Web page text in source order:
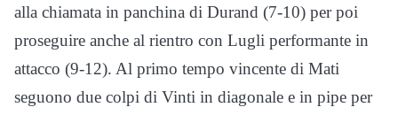
alla chiamata in panchina di Durand (7-10) per poi
proseguire anche al rientro con Lugli performante in
attacco (9-12). Al primo tempo vincente di Mati
seguono due colpi di Vinti in diagonale e in pipe per